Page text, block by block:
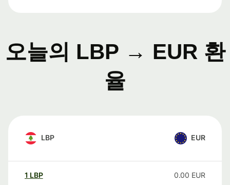
오늘의 LBP → EUR 환
율
LBP EUR
1 LBP 0.00 EUR